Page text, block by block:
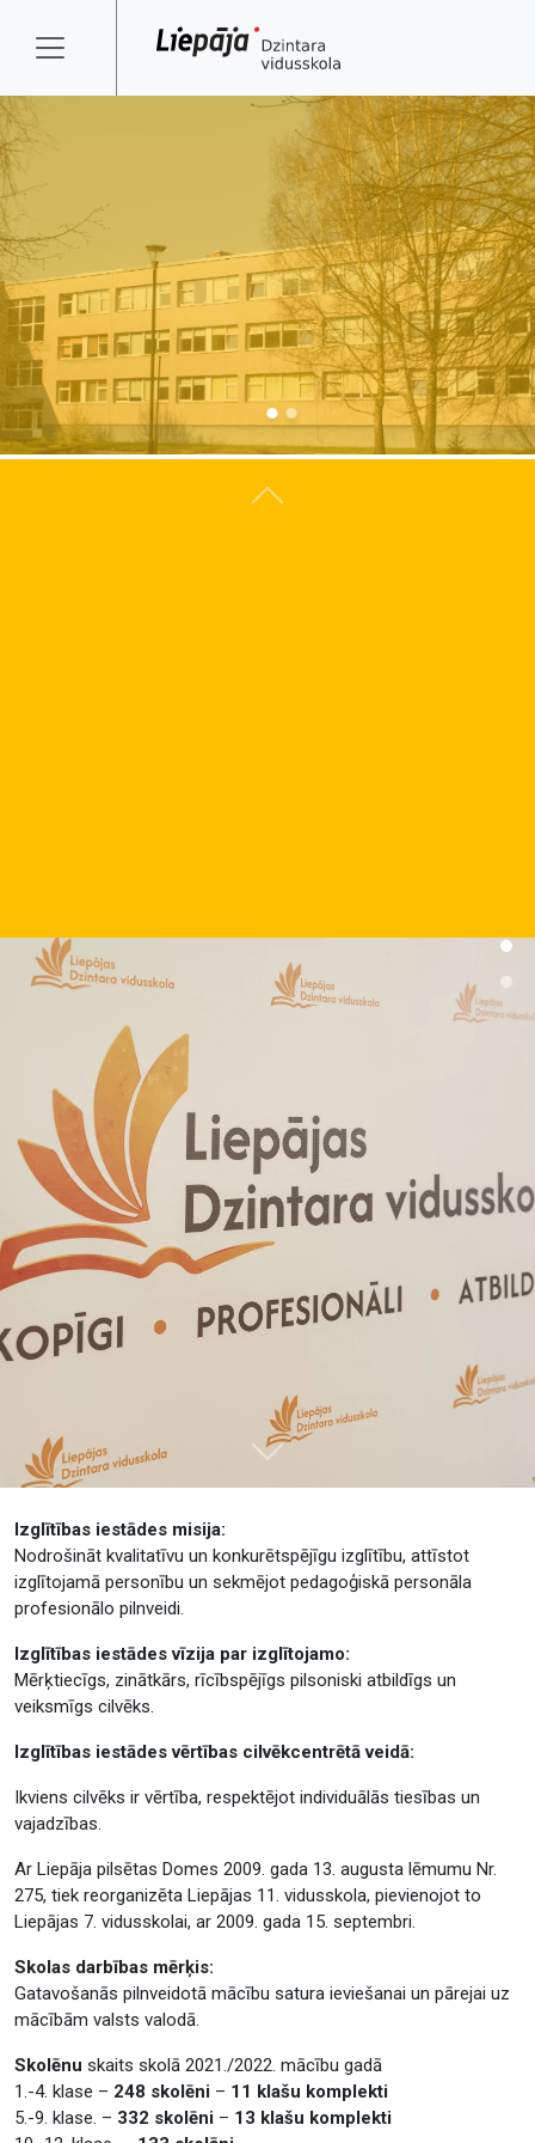
Atpakaļ
Tālāk
Izglītības iestādes misija:
Nodrošināt kvalitatīvu un konkurētspējīgu izglītību, attīstot
izglītojamā personību un sekmējot pedagoģiskā personāla
profesionālo pilnveidi.
Izglītības iestādes vīzija par izglītojamo:
Mērķtiecīgs, zinātkārs, rīcībspējīgs pilsoniski atbildīgs un
veiksmīgs cilvēks.
Izglītības iestādes vērtības cilvēkcentrētā veidā:
Ikviens cilvēks ir vērtība, respektējot individuālās tiesības un
vajadzības.
Ar Liepāja pilsētas Domes 2009. gada 13. augusta lēmumu Nr.
275, tiek reorganizēta Liepājas 11. vidusskola, pievienojot to
Liepājas 7. vidusskolai, ar 2009. gada 15. septembri.
Skolas darbības mērķis:
Gatavošanās pilnveidotā mācību satura ieviešanai un pārejai uz
mācībām valsts valodā.
Skolēnu skaits skolā 2021./2022. mācību gadā
1.-4. klase – 248 skolēni – 11 klašu komplekti
5.-9. klase. – 332 skolēni – 13 klašu komplekti